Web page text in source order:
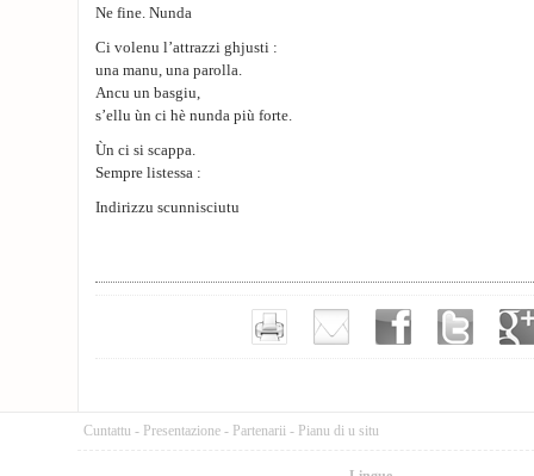
Ne fine. Nunda
Ci volenu l’attrazzi ghjusti :
una manu, una parolla.
Ancu un basgiu,
s’ellu ùn ci hè nunda più forte.
Ùn ci si scappa.
Sempre listessa :
Indirizzu scunnisciutu
Cuntattu - Presentazione - Partenarii - Pianu di u situ